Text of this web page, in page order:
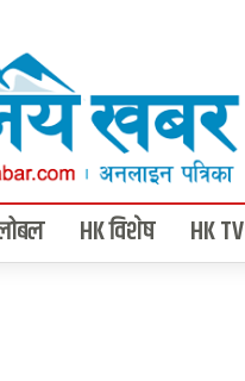
HK विशेष HK TV